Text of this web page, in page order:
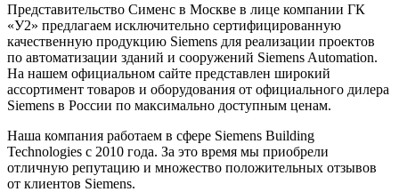
Представительство Сименс в Москве в лице компании ГК
«У2» предлагаем исключительно сертифицированную
качественную продукцию Siemens для реализации проектов
по автоматизации зданий и сооружений Siemens Automation.
На нашем официальном сайте представлен широкий
ассортимент товаров и оборудования от официального дилера
Siemens в России по максимально доступным ценам.
Наша компания работаем в сфере Siemens Building
Technologies с 2010 года. За это время мы приобрели
отличную репутацию и множество положительных отзывов
от клиентов Siemens.